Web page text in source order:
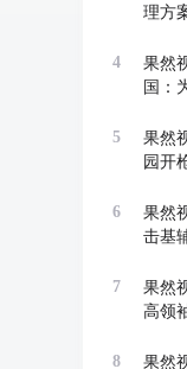
理方
4
果然
国：
5
果然
园开
6
果然
击基
7
果然
高领
8
果然